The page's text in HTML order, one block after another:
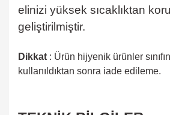
elinizi yüksek sıcaklıktan
geliştirilmiştir.
Dikkat : Ürün hijyenik ürünler
kullanıldıktan sonra iade edileme.